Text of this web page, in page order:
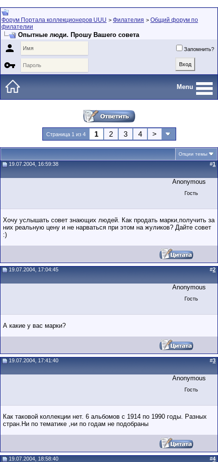
Форум Портала коллекционеров UUU > Филателия > Общий форум по
филателии
Опытные люди. Прошу Вашего совета
 Запомнить?

Menu
Страница 1 из 4 1 2 3 4 >
Опции темы
19.07.2004, 16:59:38 #1
Anonymous
Гость
Хочу услышать совет знающих людей. Как продать марки,получить за
них реальную цену и не нарваться при этом на жуликов? Дайте совет
:)
19.07.2004, 17:04:45 #2
Anonymous
Гость
А какие у вас марки?
19.07.2004, 17:41:40 #3
Anonymous
Гость
Как таковой коллекции нет. 6 альбомов с 1914 по 1990 годы. Разных
стран.Ни по тематике ,ни по годам не подобраны
19.07.2004, 18:58:40 #4